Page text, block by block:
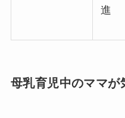
進
母乳育児中のママが